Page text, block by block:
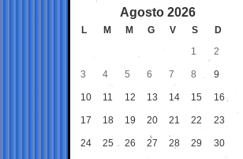
Agosto 2026
L M M G V S
D
1
2
3 4 5 6 7 8 9
10 11 12 13 14 15 16
17 18 19 20 21 22 23
24 25 26 27 28 29 30